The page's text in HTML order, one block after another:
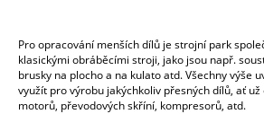
Pro opracování menších dílů je strojní park
klasickými obráběcími stroji, jako jsou např.
brusky na plocho a na kulato atd. Všechny výše
využít pro výrobu jakýchkoliv přesných dílů, ať
motorů, převodových skříní, kompresorů, atd.